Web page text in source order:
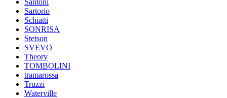
Santoni
Sartorio
Schiatti
SONRISA
Stetson
SVEVO
Theory
TOMBOLINI
tramarossa
Truzzi
Waterville